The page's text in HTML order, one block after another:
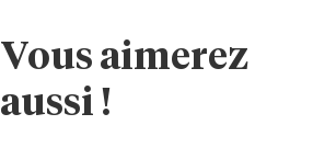
Vous aimerez
aussi !